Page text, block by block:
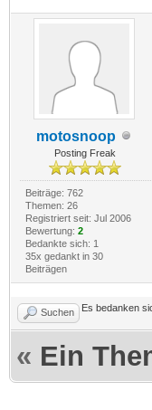
motosnoop
Posting Freak
Beiträge: 762
Themen: 26
Registriert seit: Jul 2006
Bewertung: 2
Bedankte sich: 1
35x gedankt in 30
Beiträgen
Suchen Es bedanken
« Ein